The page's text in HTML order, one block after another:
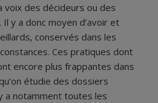
des décideurs ou des
y a donc moyen d’avoir et
conservés dans les
Ces pratiques dont
encore plus frappantes dans
étudie des dossiers
a notamment toutes les